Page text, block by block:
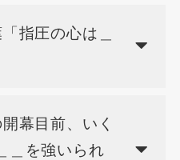
指圧の心は＿
幕目前、いく
＿を強いられ